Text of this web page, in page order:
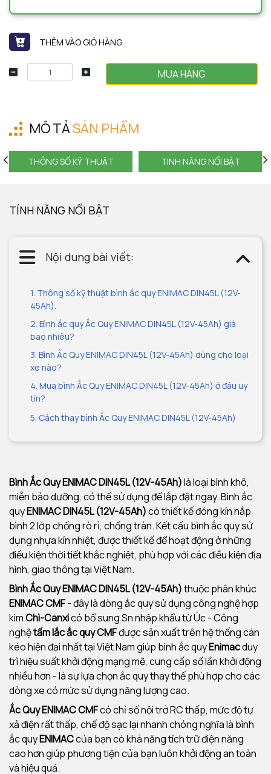
THÊM VÀO GIỎ HÀNG
MUA HÀNG
MÔ TẢSẢN PHẨM
THÔNG SỐ KỸ THUẬT TINH NĂNG NỔI BẬT
TÍNH NĂNG NỔI BẬT
Nội dung bài viết:
1. Thông số kỹ thuật bình ắc quy ENIMAC DIN45L (12V-
45Ah).
2. Bình ắc quy Ắc Quy ENIMAC DIN45L (12V-45Ah) giá
bao nhiêu?
3. Bình Ắc Quy ENIMAC DIN45L (12V-45Ah) dùng cho loại
xe nào?
4. Mua bình Ắc Quy ENIMAC DIN45L (12V-45Ah) ở đâu uy
tín?
5. Cách thay bình Ắc Quy ENIMAC DIN45L (12V-45Ah)
Bình Ắc Quy ENIMAC DIN45L (12V-45Ah)là loại bình khô,
miễn bảo dưỡng, có thể sử dụng để lắp đặt ngay. Bình ắc
quyENIMAC DIN45L (12V-45Ah)có thiết kế đóng kín nắp
bình 2 lớp chống rò rỉ, chống tràn. Kết cấu bình ắc quy sử
dụng nhựa kín nhiệt, được thiết kế để hoạt động ở những
điều kiện thời tiết khắc nghiệt, phù hợp với các điều kiện địa
hình, giao thông tại Việt Nam.
Bình Ắc Quy ENIMAC DIN45L (12V-45Ah)thuộc phân khúc
ENIMAC CMF- đây là dòng ắc quy sử dụng công nghệ hợp
kimChì-Canxicó bổ sung Sn nhập khẩu từ Úc - Công
nghệtấm lắc ắc quy CMFđược sản xuất trên hệ thống cán
kéo hiện đại nhất tại Việt Nam giúp bình ắc quyEnimacduy
trì hiệu suất khởi động mạng mẽ, cung cấp số lần khởi động
nhiều hơn - là sự lựa chọn ắc quy thay thế phù hợp cho các
dòng xe có mức sử dụng năng lượng cao.
Ắc Quy ENIMAC CMFcó chỉ số nội trở RC thấp, mức độ tự
xả điện rất thấp, chế độ sạc lại nhanh chóng nghĩa là bình
ắc quyENIMACcủa bạn có khả năng tích trữ điện năng
cao hơn giúp phương tiện của bạn luôn khởi động an toàn
và hiệu quả.